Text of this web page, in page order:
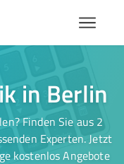
in Berlin
Finden Sie aus 2
Experten. Jetzt
kostenlos Angebote